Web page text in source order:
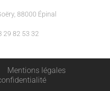
88000 Épinal
29 82 53 32
Mentions légales